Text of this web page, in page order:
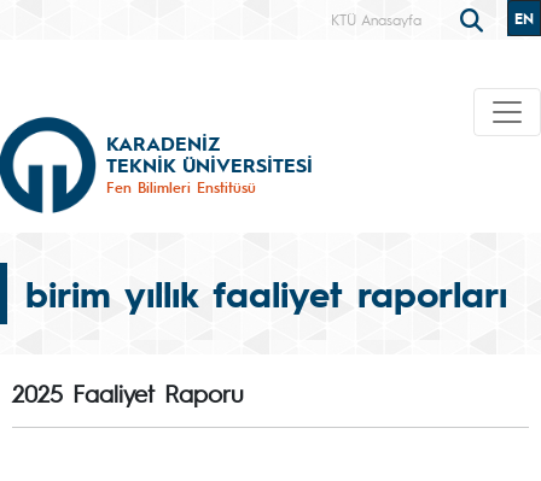
KTÜ Anasayfa EN
KARADENİZ
TEKNİK ÜNİVERSİTESİ
Fen Bilimleri Enstitüsü
birim yıllık faaliyet raporları
2025 Faaliyet Raporu